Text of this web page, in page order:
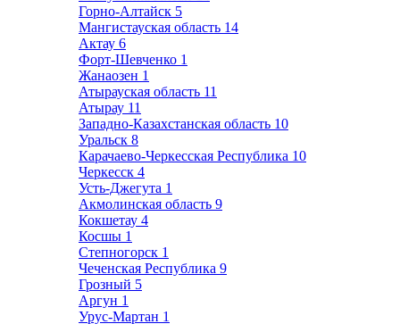
Горно-Алтайск 5
Мангистауская область 14
Актау 6
Форт-Шевченко 1
Жанаозен 1
Атырауская область 11
Атырау 11
Западно-Казахстанская область 10
Уральск 8
Карачаево-Черкесская Республика 10
Черкесск 4
Усть-Джегута 1
Акмолинская область 9
Кокшетау 4
Косшы 1
Степногорск 1
Чеченская Республика 9
Грозный 5
Аргун 1
Урус-Мартан 1